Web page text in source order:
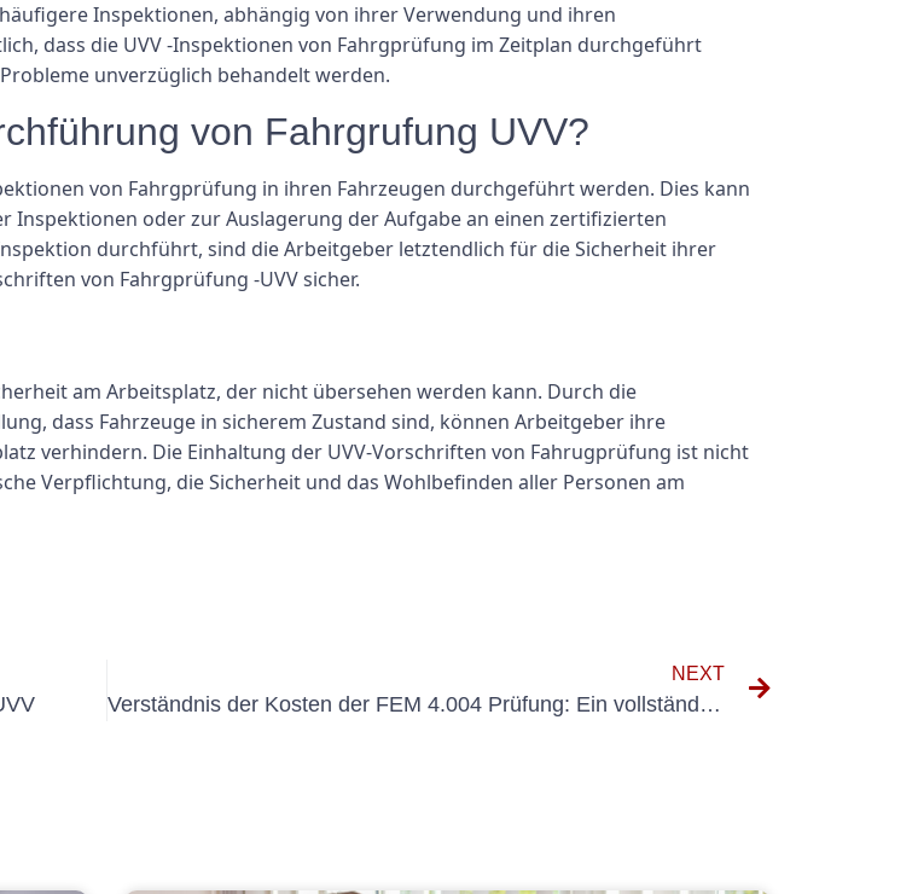
Inspektionen, abhängig von ihrer Verwendung und ihren
dass die UVV -Inspektionen von Fahrgprüfung im Zeitplan durchgeführt
unverzüglich behandelt werden.
von Fahrgrufung UVV?
von Fahrgprüfung in ihren Fahrzeugen durchgeführt werden. Dies kann
oder zur Auslagerung der Aufgabe an einen zertifizierten
durchführt, sind die Arbeitgeber letztendlich für die Sicherheit ihrer
von Fahrgprüfung -UVV sicher.
am Arbeitsplatz, der nicht übersehen werden kann. Durch die
dass Fahrzeuge in sicherem Zustand sind, können Arbeitgeber ihre
verhindern. Die Einhaltung der UVV-Vorschriften von Fahrugprüfung ist nicht
Verpflichtung, die Sicherheit und das Wohlbefinden aller Personen am
NEXT
Verständnis der Kosten der FEM 4.004 Prüfung: Ein vollständiger Leitfaden